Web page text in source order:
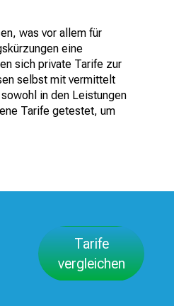
was vor allem für
eine
sich private Tarife zur
selbst mit vermittelt
in den Leistungen
Tarife getestet, um
Tarife
vergleichen